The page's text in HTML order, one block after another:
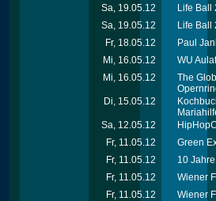
Sa, 19.05.12
Life Ball
Sa, 19.05.12
Life Ball
Fr, 18.05.12
Paul
Mi, 16.05.12
WU
Mi, 16.05.12
The
Di, 15.05.12
Sa, 12.05.12
Fr, 11.05.12
Green
Fr, 11.05.12
10
Fr, 11.05.12
Wiener
Fr, 11.05.12
Wiener